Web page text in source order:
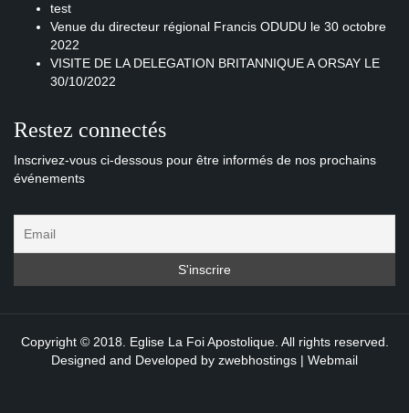
test
Venue du directeur régional Francis ODUDU le 30 octobre
2022
VISITE DE LA DELEGATION BRITANNIQUE A ORSAY LE
30/10/2022
Restez connectés
Inscrivez-vous ci-dessous pour être informés de nos prochains
événements
Copyright © 2018. Eglise La Foi Apostolique. All rights reserved.
Designed and Developed by zwebhostings | Webmail